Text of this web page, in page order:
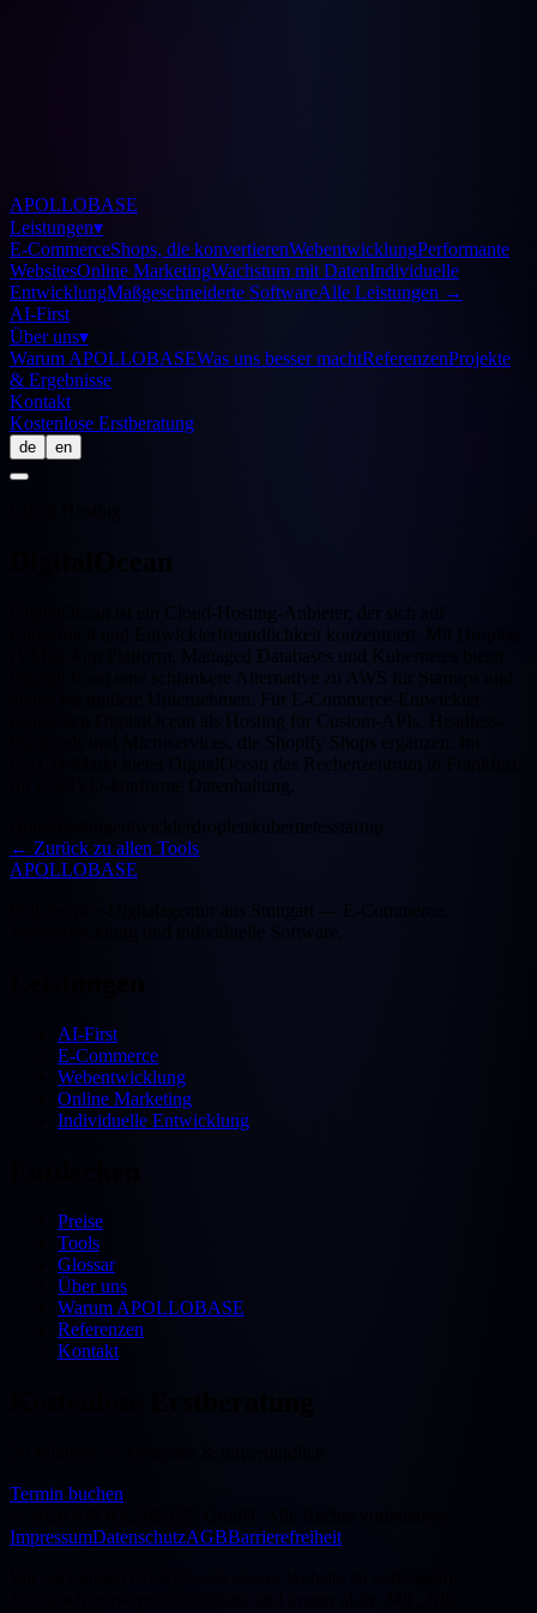
APOLLOBASE
Leistungen▾
E-CommerceShops, die konvertierenWebentwicklungPerformante
WebsitesOnline MarketingWachstum mit DatenIndividuelle
EntwicklungMaßgeschneiderte SoftwareAlle Leistungen →
AI-First
Über uns▾
Warum APOLLOBASEWas uns besser machtReferenzenProjekte
& Ergebnisse
Kontakt
Kostenlose Erstberatung
de en
DigitalOcean ist ein Cloud-Hosting-Anbieter, der sich auf
Einfachheit und Entwicklerfreundlichkeit konzentriert. Mit Droplets
(VMs), App Platform, Managed Databases und Kubernetes bietet
DigitalOcean eine schlankere Alternative zu AWS für Startups und
kleine bis mittlere Unternehmen. Für E-Commerce-Entwickler
eignet sich DigitalOcean als Hosting für Custom-APIs, Headless-
Backends und Microservices, die Shopify Shops ergänzen. Im
DACH-Markt bietet DigitalOcean das Rechenzentrum in Frankfurt
für DSGVO-konforme Datenhaltung.
kubernetesstartup
← Zurück zu allen Tools
APOLLOBASE
Full-Service-Digitalagentur aus Stuttgart — E-Commerce,
AI-First
E-Commerce
Webentwicklung
Online Marketing
Individuelle Entwicklung
Preise
Tools
Glossar
Über uns
Warum APOLLOBASE
Referenzen
Kontakt
Termin buchen
ImpressumDatenschutzAGBBarrierefreiheit